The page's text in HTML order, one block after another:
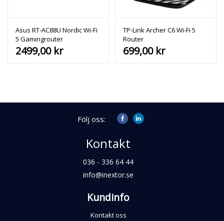
Asus RT-AC88U Nordic Wi-Fi
5 Gamingrouter
2499,00 kr
TP-Link Archer C6 Wi-Fi 5
Router
699,00 kr
Följ oss:
Kontakt
036 - 336 64 44
info@inextor.se
Kundinfo
Kontakt oss